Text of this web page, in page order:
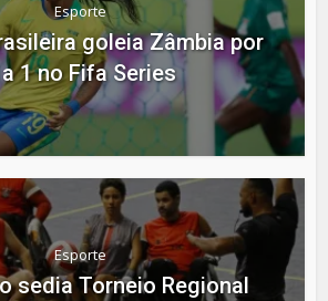
Esporte
goleia Zâmbia por
1 no Fifa Series
Esporte
sedia Torneio Regional